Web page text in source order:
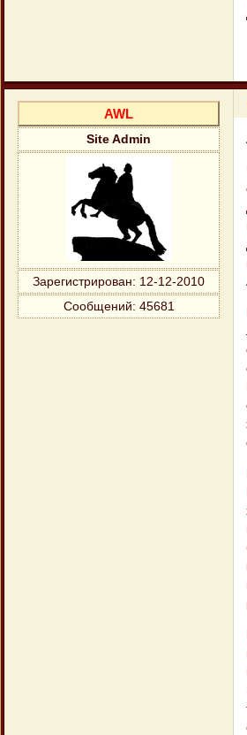
AWL
Site Admin
Зарегистрирован: 12-12-2010
Сообщений: 45681